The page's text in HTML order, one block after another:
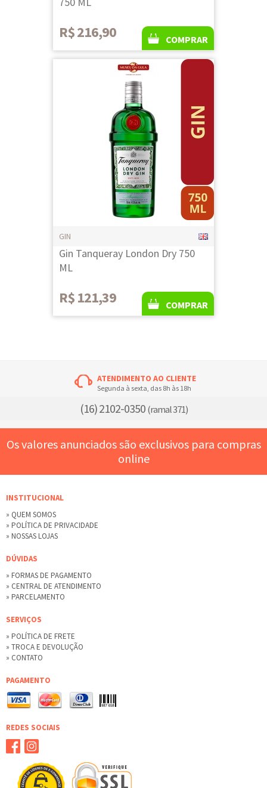
R$ 216,90 COMPRAR
GIN
Gin Tanqueray London Dry 750
ML
R$ 121,39 COMPRAR
ATENDIMENTO AO CLIENTE
Segunda à sexta, das 8h às 18h
(16) 2102-0350(ramal 371)
Os valores anunciados são exclusivos para compras
online
INSTITUCIONAL
» QUEM SOMOS
» POLÍTICA DE PRIVACIDADE
» NOSSAS LOJAS
DÚVIDAS
» FORMAS DE PAGAMENTO
» CENTRAL DE ATENDIMENTO
» PARCELAMENTO
SERVIÇOS
» POLÍTICA DE FRETE
» TROCA E DEVOLUÇÃO
» CONTATO
PAGAMENTO
REDES SOCIAIS